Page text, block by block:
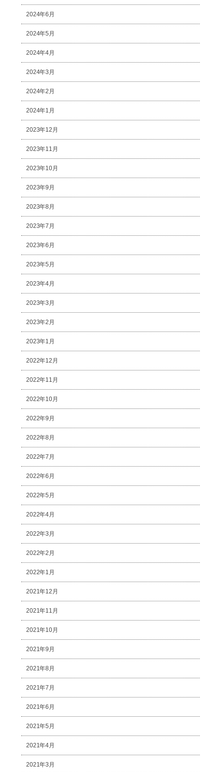
2024年6月
2024年5月
2024年4月
2024年3月
2024年2月
2024年1月
2023年12月
2023年11月
2023年10月
2023年9月
2023年8月
2023年7月
2023年6月
2023年5月
2023年4月
2023年3月
2023年2月
2023年1月
2022年12月
2022年11月
2022年10月
2022年9月
2022年8月
2022年7月
2022年6月
2022年5月
2022年4月
2022年3月
2022年2月
2022年1月
2021年12月
2021年11月
2021年10月
2021年9月
2021年8月
2021年7月
2021年6月
2021年5月
2021年4月
2021年3月